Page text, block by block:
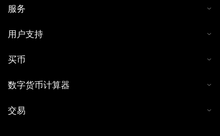
服务
用户支持
买币
数字货币计算器
交易